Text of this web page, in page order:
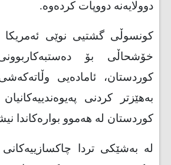
دوولایەنە دووپات كردەوە.
كونسوڵی گشتیی نوێی ئەمریكا
خۆشحاڵی بۆ
كوردستان، ئامادەیی
بەهێزتر كردنی
كوردستان لە هەموو بوارەكاندا
لە بەشێكی تردا